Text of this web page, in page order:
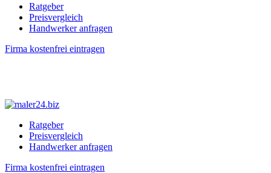
Ratgeber
Preisvergleich
Handwerker anfragen
Firma kostenfrei eintragen
Ratgeber
Preisvergleich
Handwerker anfragen
Firma kostenfrei eintragen